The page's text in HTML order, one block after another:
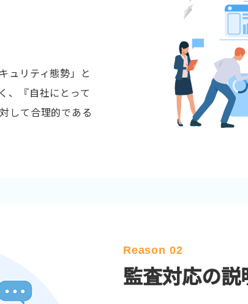
ュリティ態勢」と
、『自社にとって
して合理的である
Reason 02
監査対応の